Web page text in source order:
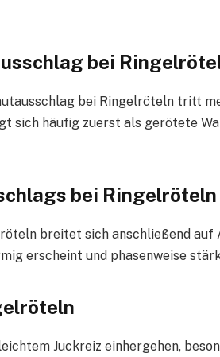
bei
bei Ringelröteln tritt
sich häufig zuerst als gerötete
bei Ringelröteln
breitet sich anschließend auf
erscheint und phasenweise
Juckreiz einhergehen,